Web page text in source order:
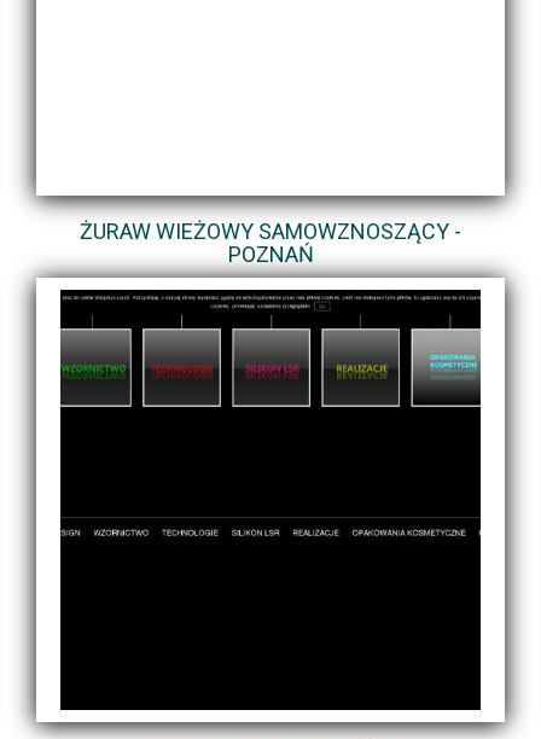
ŻURAW WIEŻOWY SAMOWZNOSZĄCY -
POZNAŃ